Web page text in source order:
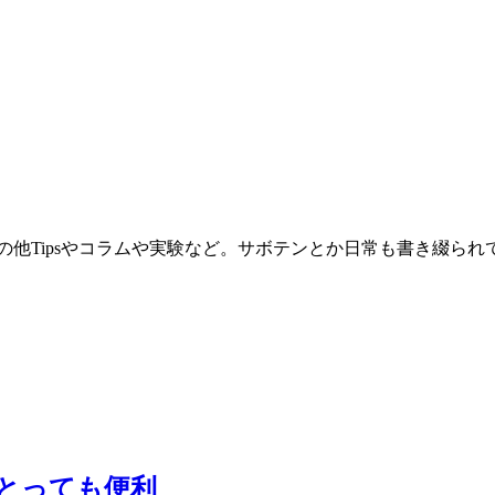
Tipsやコラムや実験など。サボテンとか日常も書き綴られ
っても便利